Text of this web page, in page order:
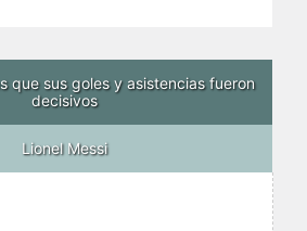
que sus goles y asistencias fueron
decisivos
Lionel Messi